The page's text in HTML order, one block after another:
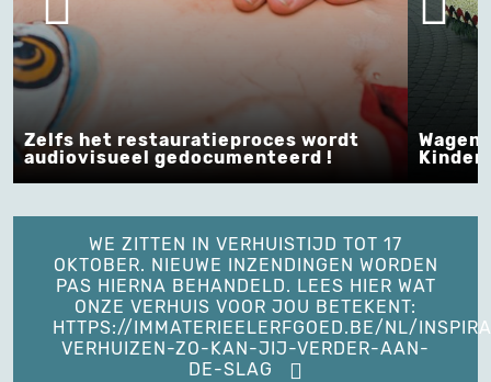
Zelfs het restauratieproces wordt
audiovisueel gedocumenteerd !
WE ZITTEN IN VERHUISTIJD TOT 17
OKTOBER. NIEUWE INZENDINGEN WORDEN
PAS HIERNA BEHANDELD. LEES HIER WAT
ONZE VERHUIS VOOR JOU BETEKENT:
HTTPS://IMMATERIEELERFGOED.BE/NL/
VERHUIZEN-ZO-KAN-JIJ-VERDER-AAN-
DE-SLAG